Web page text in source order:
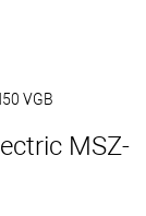
VGB
MSZ-